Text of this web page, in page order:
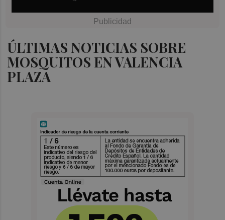
ÚLTIMAS NOTICIAS SOBRE
MOSQUITOS EN VALENCIA
PLAZA